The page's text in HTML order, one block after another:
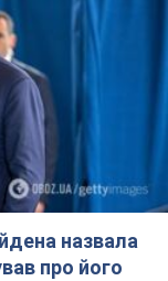
назвала
про його